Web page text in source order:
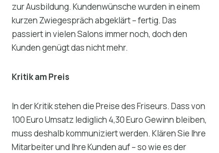
zur Ausbildung. Kundenwünsche wurden in einem
kurzen Zwiegespräch abgeklärt – fertig. Das
passiert in vielen Salons immer noch, doch den
Kunden genügt das nicht mehr.
Kritik am Preis
In der Kritik stehen die Preise des Friseurs. Dass von
100 Euro Umsatz lediglich 4,30 Euro Gewinn bleiben,
muss deshalb kommuniziert werden. Klären Sie Ihre
Mitarbeiter und Ihre Kunden auf – so wie es der